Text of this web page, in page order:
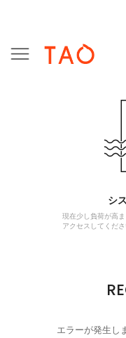
シ
現在少し負荷が高
アクセスしてくだ
エラーが発生し